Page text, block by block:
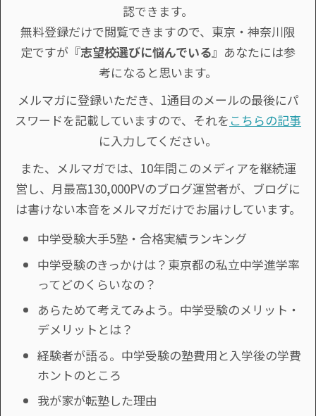
認できます。
無料登録だけで閲覧できますので、東京・神奈川限
定ですが『志望校選びに悩んでいる』あなたには参
考になると思います。
メルマガに登録いただき、1通目のメールの最後にパ
スワードを記載していますので、それを こちらの記事
に入力してください。
また、メルマガでは、10年間このメディアを継続運
営し、月最高130,000PVのブログ運営者が、ブログに
は書けない本音をメルマガだけでお届けしています。
中学受験大手5塾・合格実績ランキング
中学受験のきっかけは？東京都の私立中学進学率
ってどのくらいなの？
あらためて考えてみよう。中学受験のメリット・
デメリットとは？
経験者が語る。中学受験の塾費用と入学後の学費
ホントのところ
我が家が転塾した理由